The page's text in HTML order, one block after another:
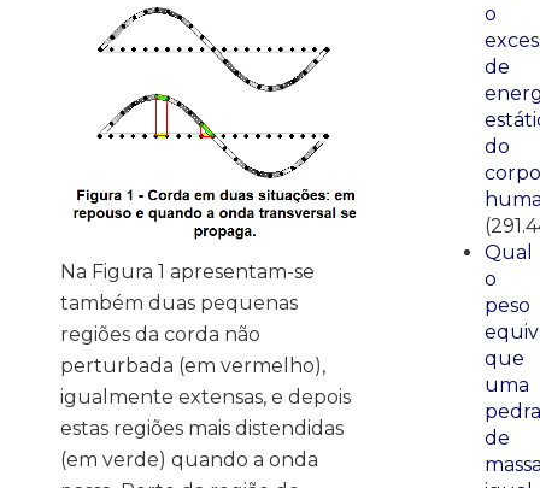
Na Figura 1 apresentam-se
também duas pequenas
regiões da corda não
perturbada (em vermelho),
igualmente extensas, e depois
estas regiões mais distendidas
(em verde) quando a onda
o
de
do
corpo
Qual
o
peso
que
uma
pedra
de